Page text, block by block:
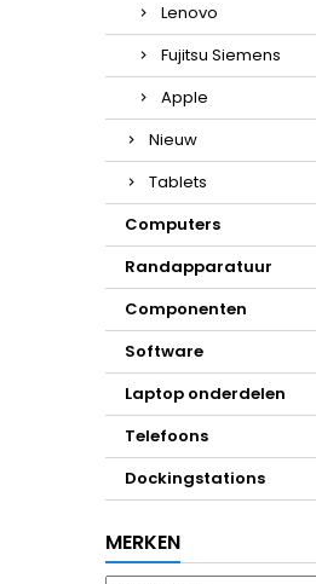
Lenovo
Fujitsu Siemens
Apple
Nieuw
Tablets
Computers
Randapparatuur
Componenten
Software
Laptop onderdelen
Telefoons
Dockingstations
MERKEN